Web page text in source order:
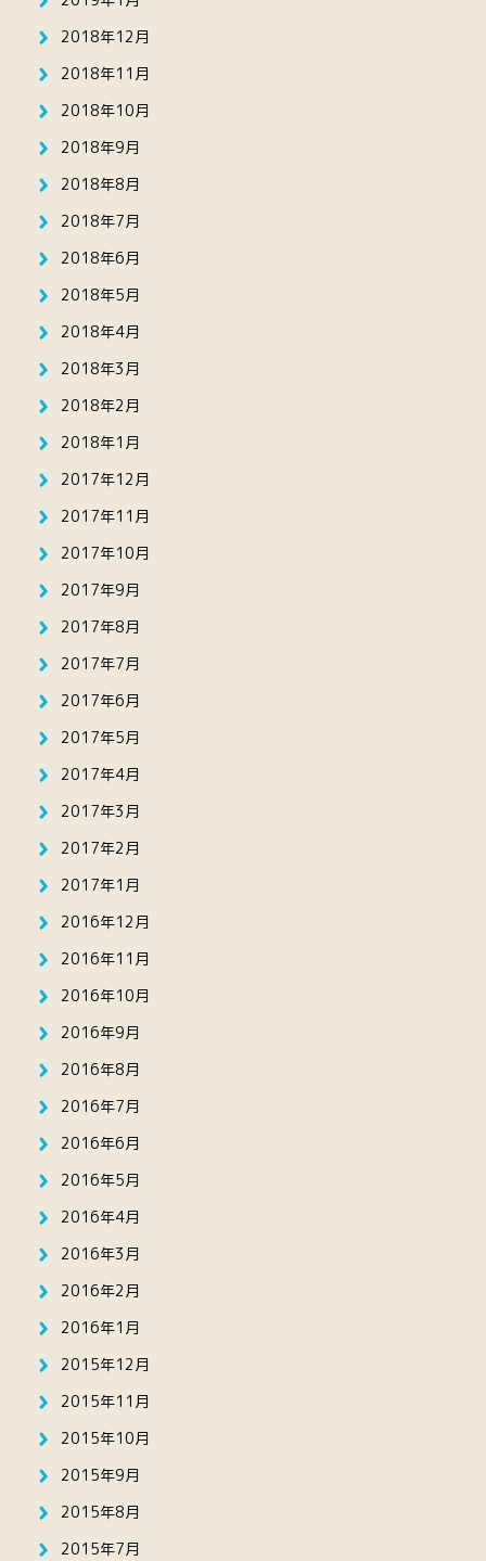
2018年12月
2018年11月
2018年10月
2018年9月
2018年8月
2018年7月
2018年6月
2018年5月
2018年4月
2018年3月
2018年2月
2018年1月
2017年12月
2017年11月
2017年10月
2017年9月
2017年8月
2017年7月
2017年6月
2017年5月
2017年4月
2017年3月
2017年2月
2017年1月
2016年12月
2016年11月
2016年10月
2016年9月
2016年8月
2016年7月
2016年6月
2016年5月
2016年4月
2016年3月
2016年2月
2016年1月
2015年12月
2015年11月
2015年10月
2015年9月
2015年8月
2015年7月